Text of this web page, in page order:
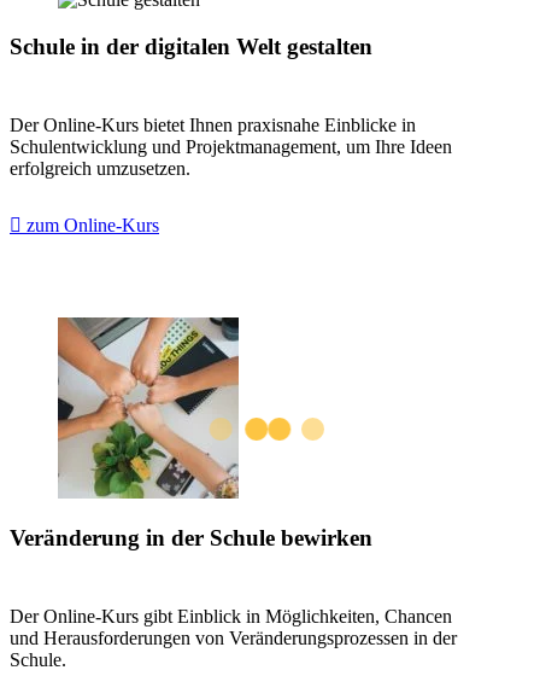
Schule in der digitalen Welt gestalten
Der Online-Kurs bietet Ihnen praxisnahe Einblicke in
Schulentwicklung und Projektmanagement, um Ihre Ideen
erfolgreich umzusetzen.
zum Online-Kurs
Veränderung in der Schule bewirken
Der Online-Kurs gibt Einblick in Möglichkeiten, Chancen
und Herausforderungen von Veränderungsprozessen in der
Schule.